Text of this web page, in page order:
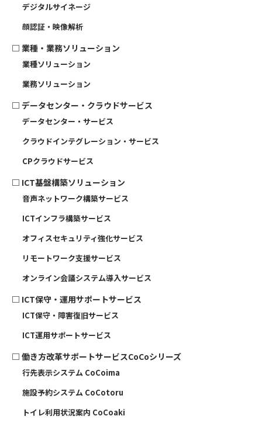
デジタルサイネージ
顔認証・映像解析
□ 業種・業務ソリューション
業種ソリューション
業務ソリューション
□ データセンター・クラウドサービス
データセンター・サービス
クラウドインテグレーション・サービス
CPクラウドサービス
□ ICT基盤構築ソリューション
音声ネットワーク構築サービス
ICTインフラ構築サービス
オフィスセキュリティ強化サービス
リモートワーク支援サービス
オンライン会議システム導入サービス
□ ICT保守・運用サポートサービス
ICT保守・障害復旧サービス
ICT運用サポートサービス
□ 働き方改革サポートサービスCoCoシリーズ
行先表示システム CoCoima
施設予約システム CoCotoru
トイレ利用状況案内 CoCoaki